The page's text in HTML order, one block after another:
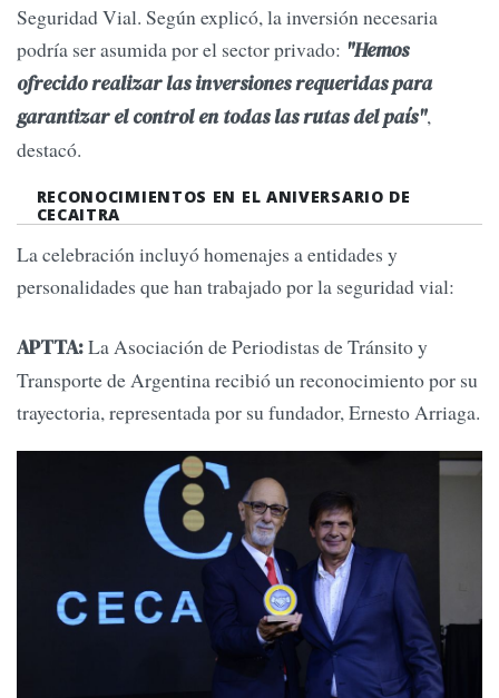
Seguridad Vial. Según explicó, la inversión necesaria
podría ser asumida por el sector privado: "Hemos
ofrecido realizar las inversiones requeridas para
garantizar el control en todas las rutas del país",
destacó.
RECONOCIMIENTOS EN EL ANIVERSARIO DE
CECAITRA
La celebración incluyó homenajes a entidades y
personalidades que han trabajado por la seguridad vial:
APTTA:La Asociación de Periodistas de Tránsito y
Transporte de Argentina recibió un reconocimiento por su
trayectoria, representada por su fundador, Ernesto Arriaga.